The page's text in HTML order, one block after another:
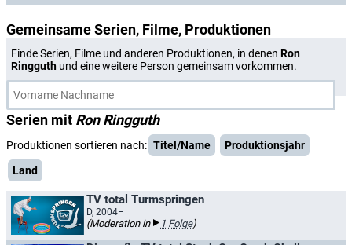
Gemeinsame Serien, Filme, Produktionen
Finde Serien, Filme und anderen Produktionen, in denen Ron
Ringguth und eine weitere Person gemeinsam vorkommen.
Serien mit Ron Ringguth
Produktionen sortieren nach: Titel/Name
Produktionsjahr
Land
TV total Turmspringen
D, 2004–
(Moderation in 1 Folge)